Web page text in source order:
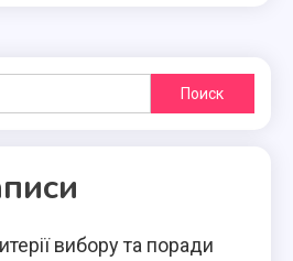
Найти:
вибору та поради